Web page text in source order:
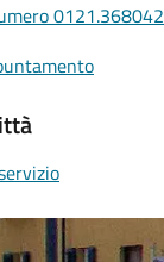
0121.368042